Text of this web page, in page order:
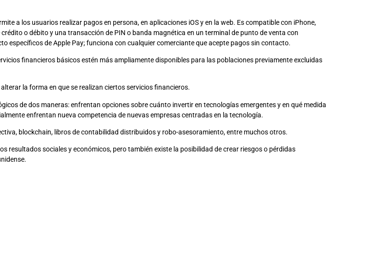
a los usuarios realizar pagos en persona, en aplicaciones iOS y en la web. Es compatible con iPhone,
o débito y una transacción de PIN o banda magnética en un terminal de punto de venta con
específicos de Apple Pay; funciona con cualquier comerciante que acepte pagos sin contacto.
financieros básicos estén más ampliamente disponibles para las poblaciones previamente excluidas
la forma en que se realizan ciertos servicios financieros.
de dos maneras: enfrentan opciones sobre cuánto invertir en tecnologías emergentes y en qué medida
enfrentan nueva competencia de nuevas empresas centradas en la tecnología.
blockchain, libros de contabilidad distribuidos y robo-asesoramiento, entre muchos otros.
resultados sociales y económicos, pero también existe la posibilidad de crear riesgos o pérdidas